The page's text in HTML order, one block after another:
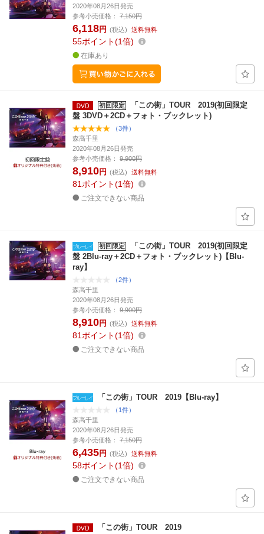
2020年08月26日発売
参考小売価格：
7,150円
6,118円 (税込) 送料無料
55ポイント 1倍
在庫あり
初回限定
「この街」TOUR 2019(初回限定
盤 3DVD＋2CD＋フォト・ブックレット)
（3件）
森高千里
2020年08月26日発売
参考小売価格：
9,900円
8,910円 (税込) 送料無料
81 ポイント 1倍
ご注文できない商品
初回限定
「この街」TOUR 2019(初回限定
盤 2Blu-ray＋2CD＋フォト・ブックレット)【Blu-
ray】
（2件）
森高千里
2020年08月26日発売
参考小売価格：
9,900円
8,910円 (税込) 送料無料
81 ポイント 1倍
ご注文できない商品
「この街」TOUR 2019【Blu-ray】
（1件）
森高千里
2020年08月26日発売
参考小売価格：
7,150円
6,435円 (税込) 送料無料
58ポイント 1倍
ご注文できない商品
「この街」TOUR 2019